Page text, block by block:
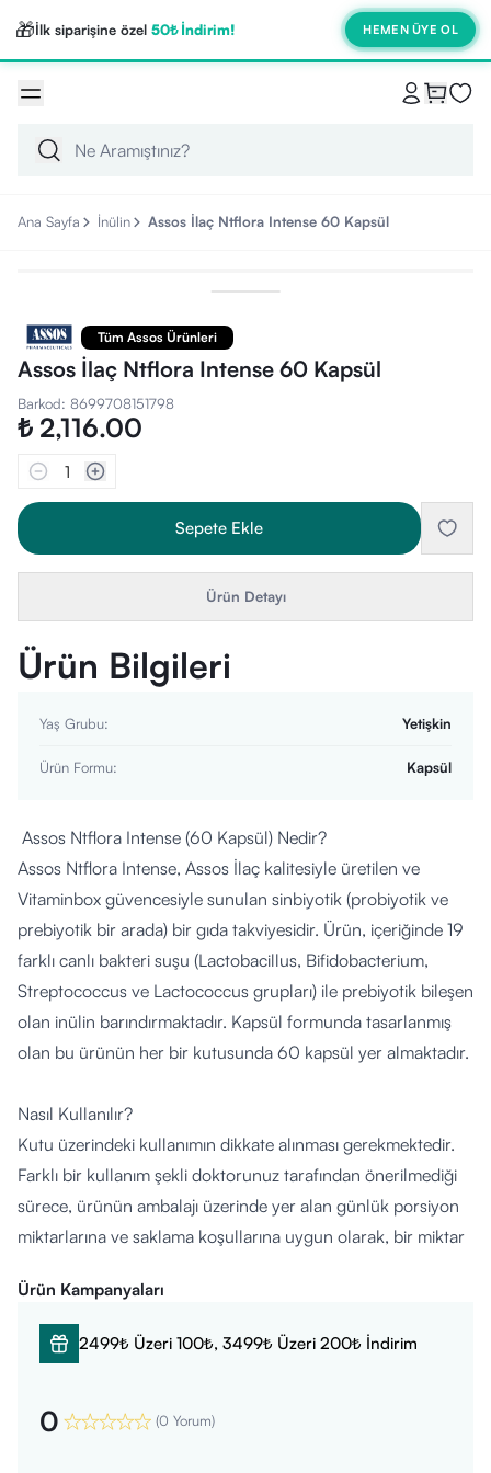
🎁İlk siparişine özel 50₺ İndirim! HEMEN ÜYE OL
Ana Sayfa İnülin Assos İlaç Ntflora Intense 60 Kapsül
Tüm Assos Ürünleri
Assos İlaç Ntflora Intense 60 Kapsül
Barkod: 8699708151798
₺ 2,116.00
1
Sepete Ekle
Ürün Detayı
Ürün Bilgileri
Yaş Grubu: Yetişkin
Ürün Formu: Kapsül
Assos Ntflora Intense (60 Kapsül) Nedir?
Assos Ntflora Intense, Assos İlaç kalitesiyle üretilen ve
Vitaminbox güvencesiyle sunulan sinbiyotik (probiyotik ve
prebiyotik bir arada) bir gıda takviyesidir. Ürün, içeriğinde 19
farklı canlı bakteri suşu (Lactobacillus, Bifidobacterium,
Streptococcus ve Lactococcus grupları) ile prebiyotik bileşen
olan inülin barındırmaktadır. Kapsül formunda tasarlanmış
olan bu ürünün her bir kutusunda 60 kapsül yer almaktadır.
Nasıl Kullanılır?
Kutu üzerindeki kullanımın dikkate alınması gerekmektedir.
Farklı bir kullanım şekli doktorunuz tarafından önerilmediği
sürece, ürünün ambalajı üzerinde yer alan günlük porsiyon
miktarlarına ve saklama koşullarına uygun olarak, bir miktar
Kimler Kullanabilir?
Doktor tavsiyesi ile yetişkinlerin kullanımına uygundur veya
emzirme dönemi içerisindeki kadınların kullanımı için uygun
Ürün Kampanyaları
2499₺ Üzeri 100₺, 3499₺ Üzeri 200₺ İndirim
0 (0 Yorum)